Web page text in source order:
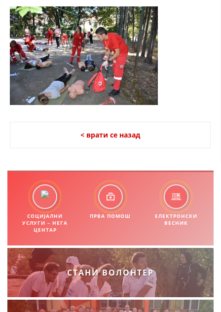
ИСТОРИЈАТ НА ЦКРМ
ИСТОРИЈАТ НА ДВИЖЕЊЕТО
СТРУКТУРА НА ОРГАНИЗАЦИЈАТА
КОНТАКТ ИНФОРМАЦИИ
СТАТУТ НА ЦКРМ
РАКОВОДЕН ОДБОР
СОБРАНИЕ
СТРУКТУРА И ОРГАНИЗАЦИОНА ПОСТАВЕНОСТ
< врати се назад
СОЦИЈАЛНИ
УСЛУГИ – НЕГА
ЦЕНТАР
ПРВА ПОМОШ
ЕЛЕКТРОНСКИ
ВЕСНИК
СТАНИ ВОЛОНТЕР